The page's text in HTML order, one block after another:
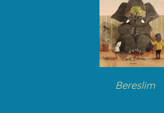
Bereslim